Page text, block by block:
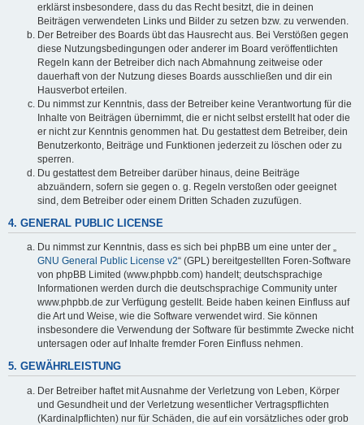
erklärst insbesondere, dass du das Recht besitzt, die in deinen
Beiträgen verwendeten Links und Bilder zu setzen bzw. zu verwenden.
Der Betreiber des Boards übt das Hausrecht aus. Bei Verstößen gegen
diese Nutzungsbedingungen oder anderer im Board veröffentlichten
Regeln kann der Betreiber dich nach Abmahnung zeitweise oder
dauerhaft von der Nutzung dieses Boards ausschließen und dir ein
Hausverbot erteilen.
Du nimmst zur Kenntnis, dass der Betreiber keine Verantwortung für die
Inhalte von Beiträgen übernimmt, die er nicht selbst erstellt hat oder die
er nicht zur Kenntnis genommen hat. Du gestattest dem Betreiber, dein
Benutzerkonto, Beiträge und Funktionen jederzeit zu löschen oder zu
sperren.
Du gestattest dem Betreiber darüber hinaus, deine Beiträge
abzuändern, sofern sie gegen o. g. Regeln verstoßen oder geeignet
sind, dem Betreiber oder einem Dritten Schaden zuzufügen.
4. GENERAL PUBLIC LICENSE
Du nimmst zur Kenntnis, dass es sich bei phpBB um eine unter der „
GNU General Public License v2“ (GPL) bereitgestellten Foren-Software
von phpBB Limited (www.phpbb.com) handelt; deutschsprachige
Informationen werden durch die deutschsprachige Community unter
www.phpbb.de zur Verfügung gestellt. Beide haben keinen Einfluss auf
die Art und Weise, wie die Software verwendet wird. Sie können
insbesondere die Verwendung der Software für bestimmte Zwecke nicht
untersagen oder auf Inhalte fremder Foren Einfluss nehmen.
5. GEWÄHRLEISTUNG
Der Betreiber haftet mit Ausnahme der Verletzung von Leben, Körper
und Gesundheit und der Verletzung wesentlicher Vertragspflichten
(Kardinalpflichten) nur für Schäden, die auf ein vorsätzliches oder grob